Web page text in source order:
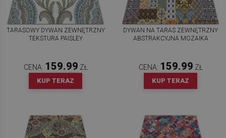
TARASOWY DYWAN ZEWNĘTRZNY
TEKSTURA PAISLEY
CENA: 159.99 ZŁ
KUP TERAZ
DYWAN NA TARAS ZEWNĘTRZNY
ABSTRAKCYJNA MOZAIKA
CENA: 159.99 ZŁ
KUP TERAZ